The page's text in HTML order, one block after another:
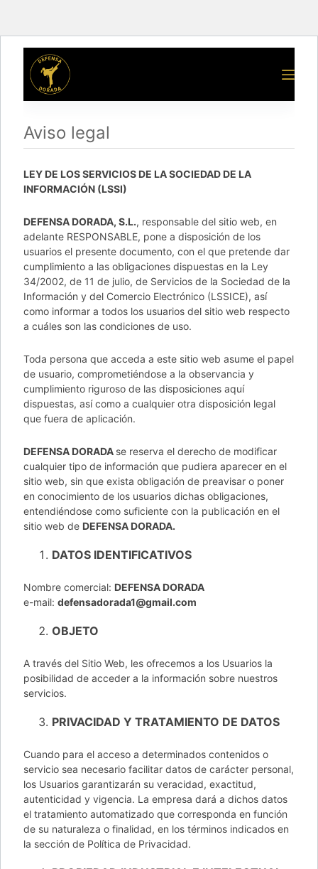
Aviso legal
LEY DE LOS SERVICIOS DE LA SOCIEDAD DE LA
INFORMACIÓN (LSSI)
DEFENSA DORADA, S.L., responsable del sitio web, en
adelante RESPONSABLE, pone a disposición de los
usuarios el presente documento, con el que pretende dar
cumplimiento a las obligaciones dispuestas en la Ley
34/2002, de 11 de julio, de Servicios de la Sociedad de la
Información y del Comercio Electrónico (LSSICE), así
como informar a todos los usuarios del sitio web respecto
a cuáles son las condiciones de uso.
Toda persona que acceda a este sitio web asume el papel
de usuario, comprometiéndose a la observancia y
cumplimiento riguroso de las disposiciones aquí
dispuestas, así como a cualquier otra disposición legal
que fuera de aplicación.
DEFENSA DORADA se reserva el derecho de modificar
cualquier tipo de información que pudiera aparecer en el
sitio web, sin que exista obligación de preavisar o poner
en conocimiento de los usuarios dichas obligaciones,
entendiéndose como suficiente con la publicación en el
sitio web de DEFENSA DORADA.
DATOS IDENTIFICATIVOS
Nombre comercial: DEFENSA DORADA
e-mail: defensadorada1@gmail.com
OBJETO
A través del Sitio Web, les ofrecemos a los Usuarios la
posibilidad de acceder a la información sobre nuestros
servicios.
PRIVACIDAD Y TRATAMIENTO DE DATOS
Cuando para el acceso a determinados contenidos o
servicio sea necesario facilitar datos de carácter personal,
los Usuarios garantizarán su veracidad, exactitud,
autenticidad y vigencia. La empresa dará a dichos datos
el tratamiento automatizado que corresponda en función
de su naturaleza o finalidad, en los términos indicados en
la sección de Política de Privacidad.